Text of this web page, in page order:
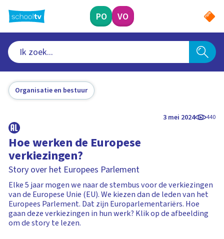
naar
hoofdinhoud
PO VO
Organisatie en bestuur
3 mei 2024 440
Hoe werken de Europese
verkiezingen?
Story over het Europees Parlement
Elke 5 jaar mogen we naar de stembus voor de verkiezingen
van de Europese Unie (EU). We kiezen dan de leden van het
Europees Parlement. Dat zijn Europarlementariërs. Hoe
gaan deze verkiezingen in hun werk? Klik op de afbeelding
om de story te lezen.